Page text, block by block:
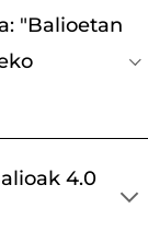
"Balioetan
4.0 sartzen
4.0